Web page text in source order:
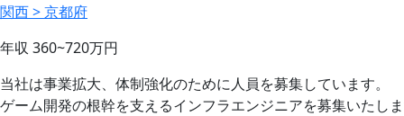
関西 > 京都府
年収 360~720万円
当社は事業拡大、体制強化のために人員を募集しています。
ゲーム開発の根幹を支えるインフラエンジニアを募集いたしま